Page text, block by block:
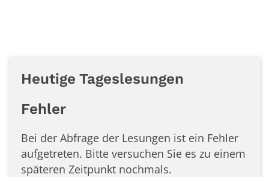
Heutige Tageslesungen
Fehler
Bei der Abfrage der Lesungen ist ein Fehler
aufgetreten. Bitte versuchen Sie es zu einem
späteren Zeitpunkt nochmals.